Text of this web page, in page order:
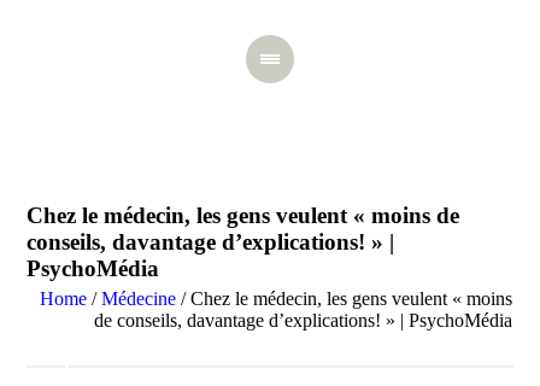
Chez le médecin, les gens veulent « moins de
conseils, davantage d’explications! » |
PsychoMédia
Home /Médecine /Chez le médecin, les gens veulent « moins
de conseils, davantage d’explications! » | PsychoMédia